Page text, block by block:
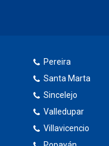
Pereira
Santa Marta
Sincelejo
Valledupar
Villavicencio